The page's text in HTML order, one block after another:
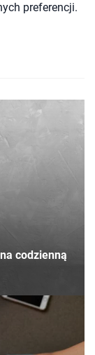
preferencji.
codzienną